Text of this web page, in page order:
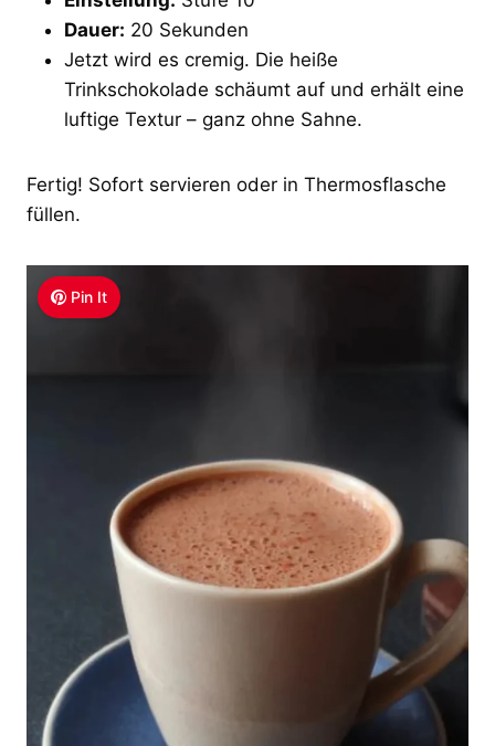
Dauer: 20 Sekunden
Jetzt wird es cremig. Die heiße
Trinkschokolade schäumt auf und erhält eine
luftige Textur – ganz ohne Sahne.
Fertig! Sofort servieren oder in Thermosflasche
füllen.
Pin It